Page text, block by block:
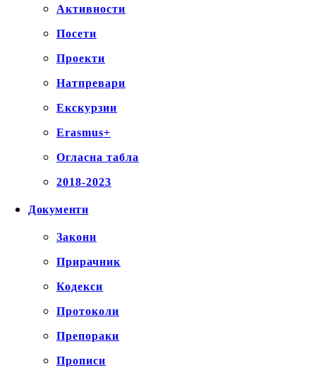
Активности
Посети
Проекти
Натпревари
Екскурзии
Erasmus+
Огласна табла
2018-2023
Документи
Закони
Прирачник
Кодекси
Протоколи
Препораки
Прописи